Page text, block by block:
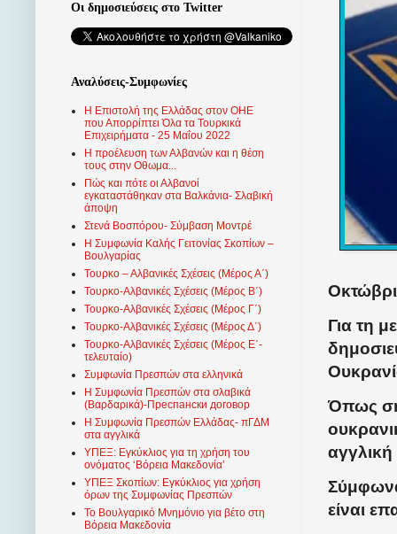
Για τη
Όπως
είναι
Οι δημοσιεύσεις στο Twitter
Αναλύσεις-Συμφωνίες
Η Επιστολή της Ελλάδας στον ΟΗΕ
που Απορρίπτει Όλα τα Τουρκικά
Επιχειρήματα - 25 Μαΐου 2022
Η προέλευση των Αλβανών και η θέση
τους στην Οθωμα...
Πώς και πότε οι Αλβανοί
εγκαταστάθηκαν στα Βαλκάνια- Σλαβική
άποψη
Στενά Βοσπόρου- Σύμβαση Μοντρέ
Η Συμφωνία Καλής Γειτονίας Σκοπίων –
Βουλγαρίας
Τουρκο – Αλβανικές Σχέσεις (Mέρος Α΄)
Τουρκο-Αλβανικές Σχέσεις (Μέρος Β΄)
Τουρκο-Αλβανικές Σχέσεις (Μέρος Γ΄)
Τουρκο-Αλβανικές Σχέσεις (Μέρος Δ΄)
Τουρκο-Αλβανικές Σχέσεις (Μέρος Ε΄-
τελευταίο)
Συμφωνία Πρεσπών στα ελληνικά
Η Συμφωνία Πρεσπών στα σλαβικά
(Βαρδαρικά)-Преспански договор
Η Συμφωνία Πρεσπών Ελλάδας- πΓΔΜ
στα αγγλικά
ΥΠΕΞ: Εγκύκλιος για τη χρήση του
ονόματος ‘Βόρεια Μακεδονία’
ΥΠΕΞ Σκοπίων: Εγκύκλιος για χρήση
όρων της Συμφωνίας Πρεσπών
Το Βουλγαρικό Μνημόνιο για βέτο στη
Βόρεια Μακεδονία